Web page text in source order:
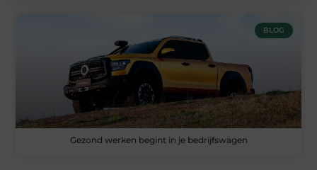
BLOG
Gezond werken begint in je bedrijfswagen